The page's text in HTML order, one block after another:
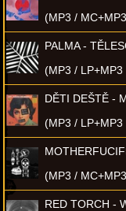
(MP3 /
PALMA -
(MP3 /
DĚTI DEŠTĚ -
(MP3 / LP+MP3
(MP3 /
RED TORCH -